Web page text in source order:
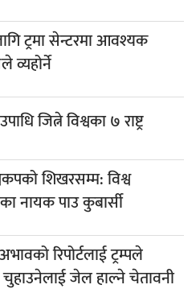
ट्रमा सेन्टरमा आवश्यक
उपाधि जित्ने विश्वका ७ राष्ट्र
शिखरसम्म: विश्व
नायक पाउ कुबार्सी
अभावको रिपोर्टलाई ट्रम्पले
जेल हाल्ने चेतावनी